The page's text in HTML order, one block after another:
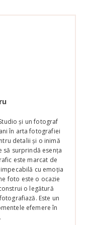
și un fotograf
în arta fotografiei
detalii și o inimă
să surprindă esența
este marcat de
cu emoția
foto este o ocazie
o legătură
Este un
efemere în